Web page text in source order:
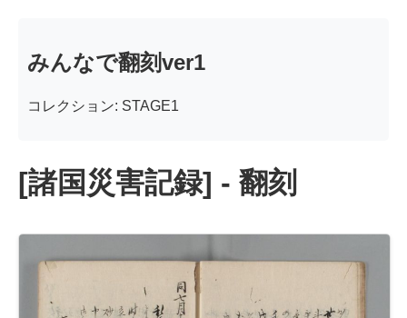
みんなで翻刻ver1
コレクション: STAGE1
[諸国災害記録] - 翻刻